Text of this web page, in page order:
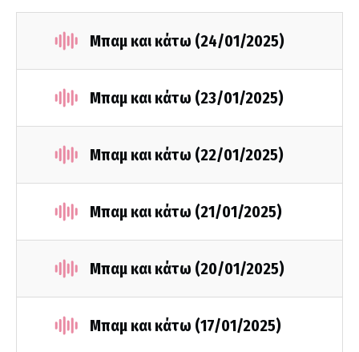
Μπαμ και κάτω (24/01/2025)
Μπαμ και κάτω (23/01/2025)
Μπαμ και κάτω (22/01/2025)
Μπαμ και κάτω (21/01/2025)
Μπαμ και κάτω (20/01/2025)
Μπαμ και κάτω (17/01/2025)